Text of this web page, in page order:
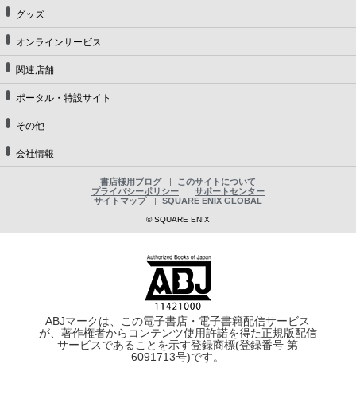
グッズ
オンラインサービス
関連店舗
ポータル・特設サイト
その他
会社情報
書店様用ブログ
このサイトについて
プライバシーポリシー
サポートセンター
サイトマップ
SQUARE ENIX GLOBAL
© SQUARE ENIX
ABJマークは、この電子書店・電子書籍配信サービス
が、著作権者からコンテンツ使用許諾を得た正規版配信
サービスであることを示す登録商標(登録番号 第
6091713号)です。